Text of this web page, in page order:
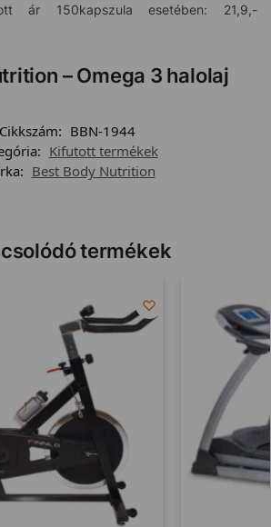
ár 150kapszula esetében: 21,9,-
– Omega 3 halolaj
Cikkszám: BBN-1944
Kifutott termékek
Best Body Nutrition
termékek